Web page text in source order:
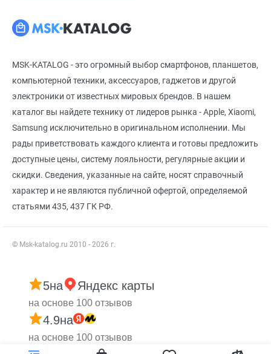
MSK-KATALOG - это огромный выбор смартфонов, планшетов,
компьютерной техники, аксессуаров, гаджетов и другой
электроники от известных мировых брендов. В нашем
каталог вы найдете технику от лидеров рынка - Apple, Xiaomi,
Samsung исключительно в оригинальном исполнении. Мы
рады приветствовать каждого клиента и готовы предложить
доступные цены, систему лояльности, регулярные акции и
скидки. Сведения, указанные на сайте, носят справочный
характер и не являются публичной офертой, определяемой
статьями 435, 437 ГК РФ.
© Msk-katalog.ru 2010 - 2026 г.
5на Яндекс карты
на основе 100 отзывов
4.9на
на основе 100 отзывов